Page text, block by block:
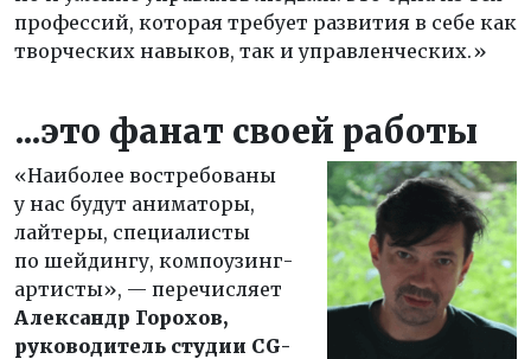
профессий, которая требует развития в себе как
творческих навыков, так и управленческих.»
...это фанат своей работы
«Наиболее востребованы
у нас будут аниматоры,
лайтеры, специалисты
по шейдингу, компоузинг-
артисты», — перечисляет
Александр Горохов,
руководитель студии CG-